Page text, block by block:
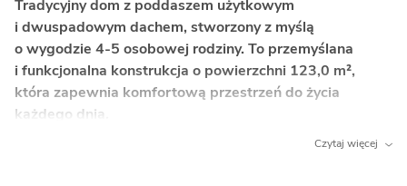
Tradycyjny dom z poddaszem użytkowym
i dwuspadowym dachem, stworzony z myślą
o wygodzie 4-5 osobowej rodziny. To przemyślana
i funkcjonalna konstrukcja o powierzchni 123,0 m²,
która zapewnia komfortową przestrzeń do życia
każdego dnia.
Czytaj więcej